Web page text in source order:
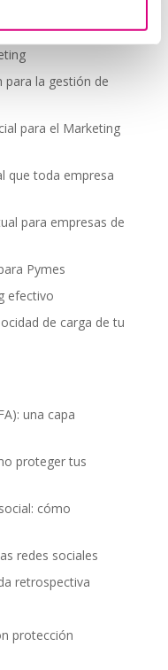
y publicidad que
para la gestión de
para el Marketing
que toda empresa
para empresas de
Pymes
efectivo
de carga de tu
una capa
proteger tus
cómo
redes sociales
retrospectiva
protección